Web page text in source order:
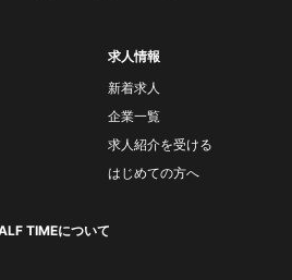
求人情報
新着求人
企業一覧
求人紹介を受ける
はじめての方へ
TIMEについて